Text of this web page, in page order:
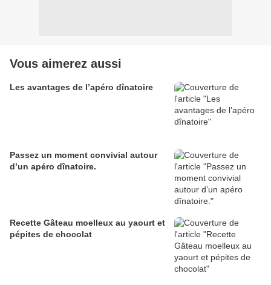
Vous aimerez aussi
Les avantages de l’apéro dînatoire
Passez un moment convivial autour
d’un apéro dînatoire.
Recette Gâteau moelleux au yaourt et
pépites de chocolat